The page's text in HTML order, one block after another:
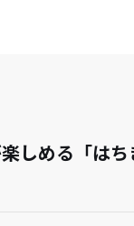
しめる「は